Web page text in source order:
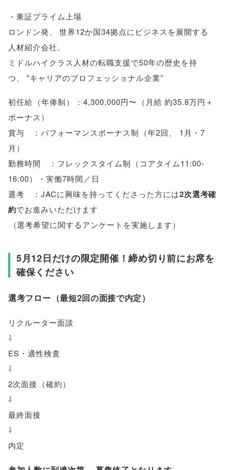
・東証プライム上場
ロンドン発
世界12か国34拠点にビジネスを展開する
人材紹介会社。
ミドルハイクラス人材の転職支援で50年の歴史を持
つ
"キャリアのプロフェッショナル企業”
初任給 （年俸制） ：4,300,000円〜 （ 月給 約35.8万円＋
ボーナス ）
賞与 ：パフォーマンスボーナス制 （年2回
1月・7
月 ）
勤務時間 ：フレックスタイム制 （ コアタイム11:00-
16:00）
・実働7時間／日
選考 ：JACに興味を持ってくださった方には2次選考確
約でお進みいただけます
（選考希望に関するアンケートを実施します）
5月12日だけの限定開催！締め切り前にお席を
確保ください
選考フロー （最短2回の面接で内定）
リクルーター面談
⇩
ES・適性検査
⇩
2次面接 （確約）
⇩
最終面接
⇩
内定